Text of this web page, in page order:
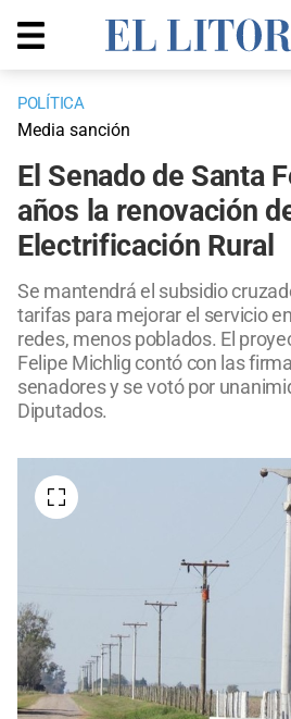
POLÍTICA
Media sanción
El Senado de Santa
años la renovación
Electrificación Rural
Se mantendrá el subsidio
tarifas para mejorar el servicio
redes, menos poblados. El
Felipe Michlig contó con las
senadores y se votó por
Diputados.